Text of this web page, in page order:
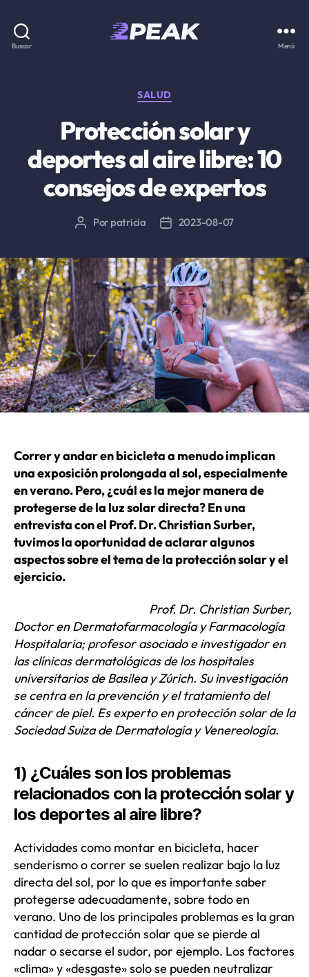
Buscar Menú
Categorías
SALUD
Protección solar y
deportes al aire libre: 10
consejos de expertos
Autor
entrada
Por patricia
Fecha
entrada
2023-08-07
Correr y andar en bicicleta a menudo implican
una exposición prolongada al sol, especialmente
en verano. Pero, ¿cuál es la mejor manera de
protegerse de la luz solar directa? En una
entrevista con el Prof. Dr. Christian Surber,
tuvimos la oportunidad de aclarar algunos
aspectos sobre el tema de la protección solar y el
ejercicio.
Prof. Dr. Christian Surber,
Doctor en Dermatofarmacología y Farmacología
Hospitalaria; profesor asociado e investigador en
las clínicas dermatológicas de los hospitales
universitarios de Basilea y Zúrich. Su investigación
se centra en la prevención y el tratamiento del
cáncer de piel. Es experto en protección solar de la
Sociedad Suiza de Dermatología y Venereología.
1) ¿Cuáles son los problemas
relacionados con la protección solar y
los deportes al aire libre?
Actividades como montar en bicicleta, hacer
senderismo o correr se suelen realizar bajo la luz
directa del sol, por lo que es importante saber
protegerse adecuadamente, sobre todo en
verano. Uno de los principales problemas es la gran
cantidad de protección solar que se pierde al
nadar o secarse el sudor, por ejemplo. Los factores
«clima» y «desgaste» solo se pueden neutralizar